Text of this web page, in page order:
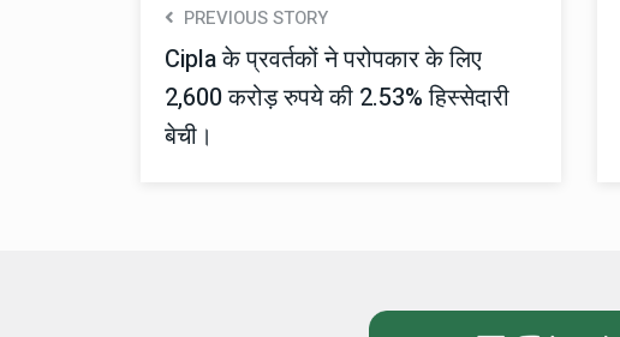
PREVIOUS STORY
Cipla के प्रवर्तकों ने परोपकार के लिए
2,600 करोड़ रुपये की 2.53% हिस्सेदारी
बेची।